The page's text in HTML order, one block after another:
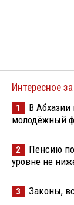
Интересное
1
В
молодёжный
2
Пенсию
уровне не
3 Законы,